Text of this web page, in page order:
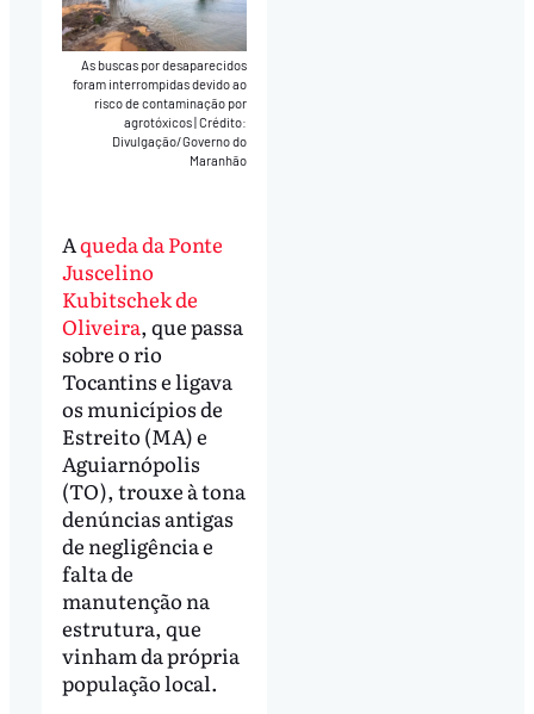
As buscas por desaparecidos
foram interrompidas devido ao
risco de contaminação por
agrotóxicos|Crédito:
Divulgação/Governo do
Maranhão
Aqueda da Ponte
Juscelino
Kubitschek de
Oliveira, que passa
sobre o rio
Tocantins e ligava
os municípios de
Estreito (MA) e
Aguiarnópolis
(TO), trouxe à tona
denúncias antigas
de negligência e
falta de
manutenção na
estrutura, que
vinham da própria
população local.